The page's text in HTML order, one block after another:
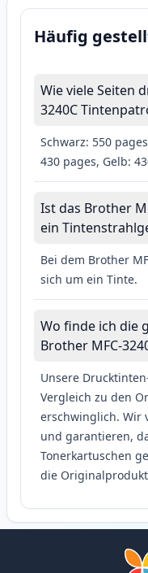
Häufig
Wie viele Seiten
3240C
Schwarz: 550
430 pages, Gelb:
Ist das Brother
ein
Bei dem Brother
sich um ein Tinte.
Wo finde ich die
Brother MFC-
Unsere
Vergleich zu den
erschwinglich. Wir
und garantieren,
Tonerkartuschen
die